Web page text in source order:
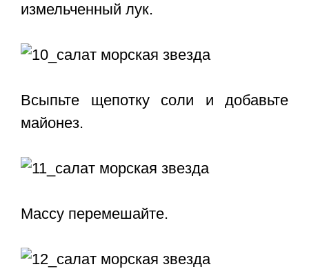
измельченный лук.
Всыпьте щепотку соли и добавьте
майонез.
Массу перемешайте.